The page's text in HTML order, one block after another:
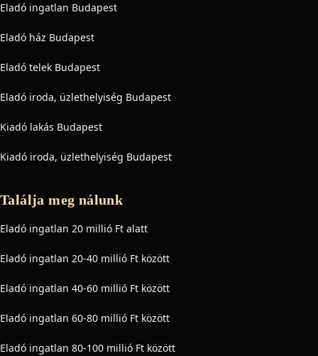
Eladó ingatlan Budapest
Eladó ház Budapest
Eladó telek Budapest
Eladó iroda, üzlethelyiség Budapest
Kiadó lakás Budapest
Kiadó iroda, üzlethelyiség Budapest
Találja meg nálunk
Eladó ingatlan 20 millió Ft alatt
Eladó ingatlan 20-40 millió Ft között
Eladó ingatlan 40-60 millió Ft között
Eladó ingatlan 60-80 millió Ft között
Eladó ingatlan 80-100 millió Ft között